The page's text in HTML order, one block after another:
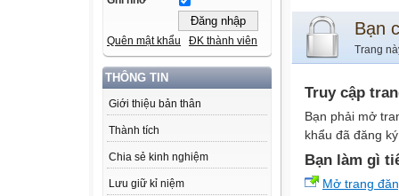
Quên mật khẩu ĐK thành viên
THÔNG TIN
Giới thiệu bản thân
Thành tích
Chia sẻ kinh nghiệm
Lưu giữ kỉ niệm
Bạn
Trang
Truy cập
Bạn phải mở
khẩu đã đăng
Bạn làm gì
Mở trang